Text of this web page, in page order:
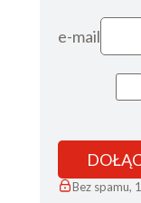
e-mail
Bez spamu,